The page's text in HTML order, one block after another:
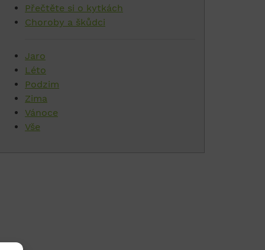
Přečtěte si o kytkách
Choroby a škůdci
Jaro
Léto
Podzim
Zima
Vánoce
Vše